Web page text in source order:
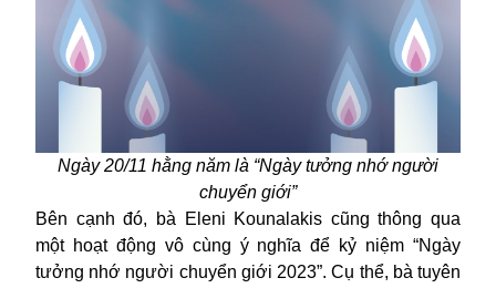
Ngày 20/11 hằng năm là “Ngày tưởng nhớ người
chuyển giới”
Bên cạnh đó, bà Eleni Kounalakis cũng thông qua
một hoạt động vô cùng ý nghĩa để kỷ niệm “Ngày
tưởng nhớ người chuyển giới 2023”. Cụ thể, bà tuyên